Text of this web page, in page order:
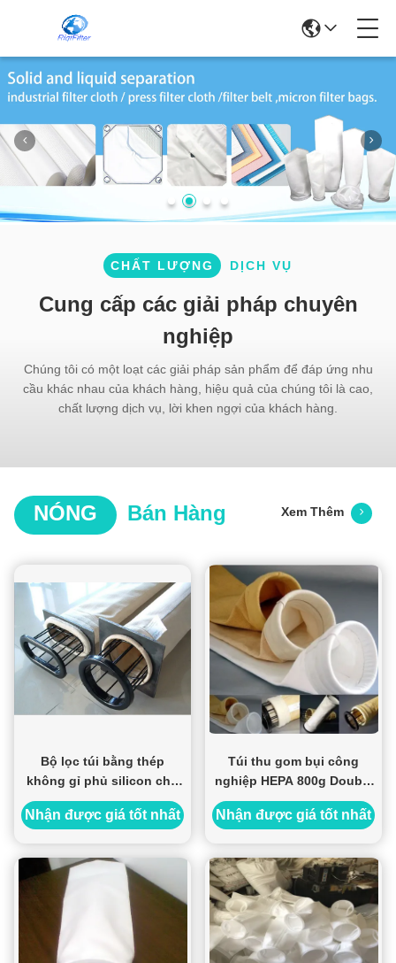
CHẤT LƯỢNG DỊCH VỤ
Cung cấp các giải pháp chuyên
nghiệp
Chúng tôi có một loạt các giải pháp sản phẩm để đáp ứng nhu
cầu khác nhau của khách hàng, hiệu quả của chúng tôi là cao,
chất lượng dịch vụ, lời khen ngợi của khách hàng.
NÓNG Bán Hàng Xem Thêm
Bộ lọc túi bằng thép
không gỉ phủ silicon cho
nhà chứa bụi
Nhận được giá tốt nhất
Túi thu gom bụi công
nghiệp HEPA 800g Double
Twill để chiết xuất
Nhận được giá tốt nhất